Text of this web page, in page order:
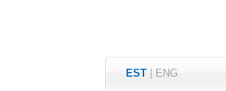
EST ENG